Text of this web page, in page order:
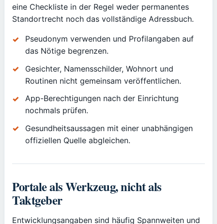
eine Checkliste in der Regel weder permanentes
Standortrecht noch das vollständige Adressbuch.
Pseudonym verwenden und Profilangaben auf
das Nötige begrenzen.
Gesichter, Namensschilder, Wohnort und
Routinen nicht gemeinsam veröffentlichen.
App-Berechtigungen nach der Einrichtung
nochmals prüfen.
Gesundheitsaussagen mit einer unabhängigen
offiziellen Quelle abgleichen.
Portale als Werkzeug, nicht als
Taktgeber
Entwicklungsangaben sind häufig Spannweiten und